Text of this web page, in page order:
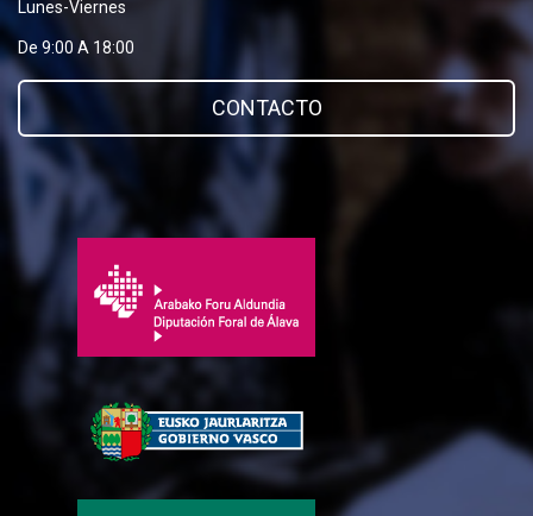
Lunes-Viernes
De 9:00 A 18:00
CONTACTO